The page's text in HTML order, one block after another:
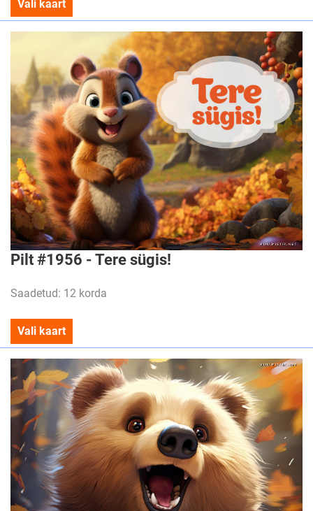
Vali kaart
Pilt #1956 - Tere sügis!
Saadetud: 12 korda
Vali kaart